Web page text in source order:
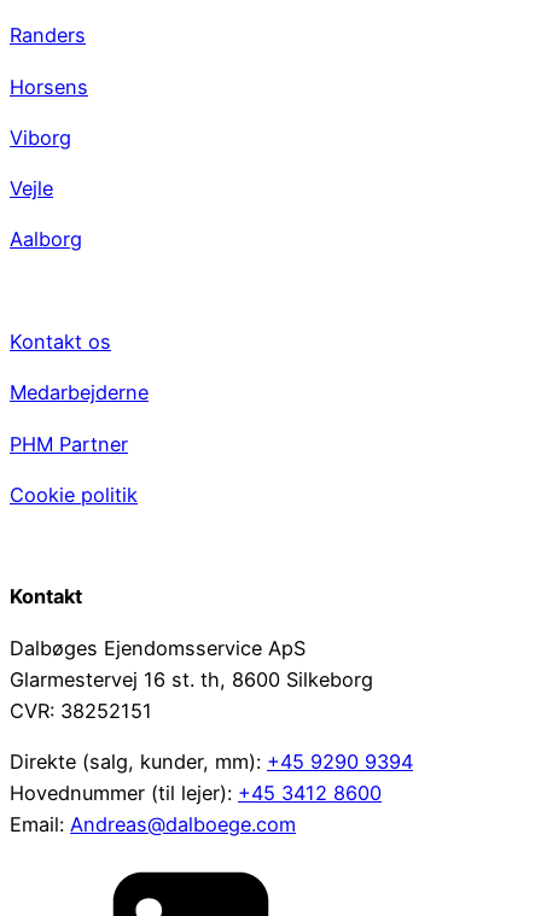
Randers
Horsens
Viborg
Vejle
Aalborg
Kontakt os
Medarbejderne
PHM Partner
Cookie politik
Kontakt
Dalbøges Ejendomsservice ApS
Glarmestervej 16 st. th, 8600 Silkeborg
CVR: 38252151
Direkte (salg, kunder, mm): +45 9290 9394
Hovednummer (til lejer): +45 3412 8600
Email: Andreas@dalboege.com